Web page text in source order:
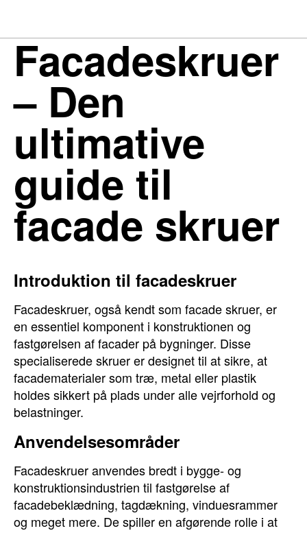
Facadeskruer
– Den
ultimative
guide til
facade skruer
Introduktion til facadeskruer
Facadeskruer, også kendt som facade skruer, er
en essentiel komponent i konstruktionen og
fastgørelsen af facader på bygninger. Disse
specialiserede skruer er designet til at sikre, at
facadematerialer som træ, metal eller plastik
holdes sikkert på plads under alle vejrforhold og
belastninger.
Anvendelsesområder
Facadeskruer anvendes bredt i bygge- og
konstruktionsindustrien til fastgørelse af
facadebeklædning, tagdækning, vinduesrammer
og meget mere. De spiller en afgørende rolle i at